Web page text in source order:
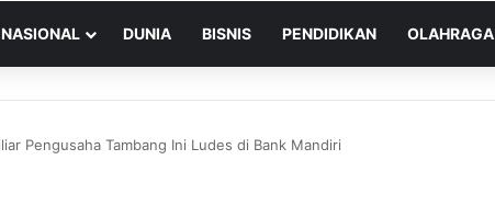
NASIONAL DUNIA BISNIS PENDIDIKAN OLAHRAGA
Pengusaha Tambang Ini Ludes di Bank Mandiri